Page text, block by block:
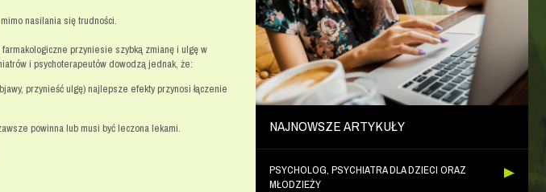
nasilania się trudności.
przyniesie szybką zmianę i ulgę w
i psychoterapeutów dowodzą jednak, że:
przynieść ulgę) najlepsze efekty przynosi łączenie
powinna lub musi być leczona lekami.
NAJNOWSZE ARTYKUŁY
PSYCHOLOG, PSYCHIATRA DLA DZIECI ORAZ
MŁODZIEŻY